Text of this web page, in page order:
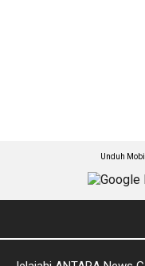
Unduh